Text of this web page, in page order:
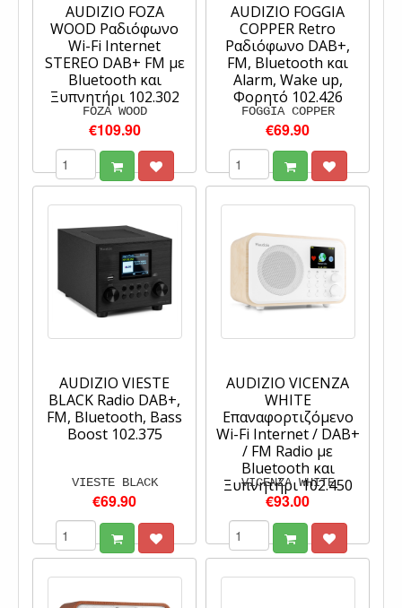
AUDIZIO FOZA
WOOD Ραδιόφωνο
Wi-Fi Internet
STEREO DAB+ FM με
Bluetooth και
Ξυπνητήρι 102.302
FOZA WOOD
€109.90
AUDIZIO FOGGIA
COPPER Retro
Ραδιόφωνο DAB+,
FM, Bluetooth και
Alarm, Wake up,
Φορητό 102.426
FOGGIA COPPER
€69.90
AUDIZIO VIESTE
BLACK Radio DAB+,
FM, Bluetooth, Bass
Boost 102.375
VIESTE BLACK
€69.90
AUDIZIO VICENZA
WHITE
Επαναφορτιζόμενο
Wi-Fi Internet / DAB+
/ FM Radio με
Bluetooth και
Ξυπνητήρι 102.450
VICENZA WHITE
€93.00